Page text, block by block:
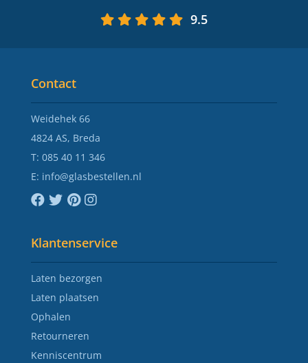
9.5
Contact
Weidehek 66
4824 AS, Breda
T: 085 40 11 346
E: info@glasbestellen.nl
Klantenservice
Laten bezorgen
Laten plaatsen
Ophalen
Retourneren
Kenniscentrum